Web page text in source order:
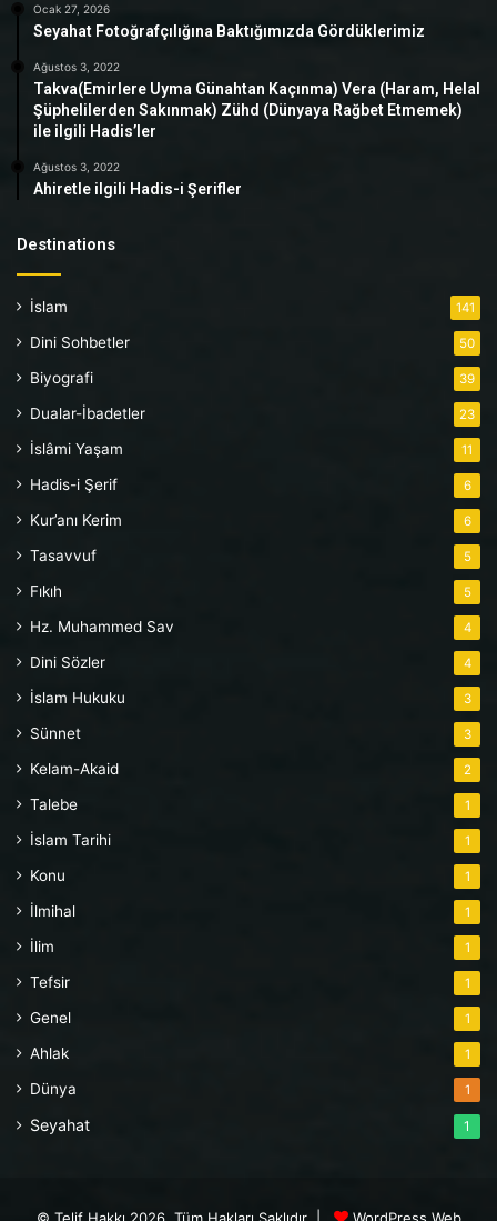
Ocak 27, 2026
Seyahat Fotoğrafçılığına Baktığımızda Gördüklerimiz
Ağustos 3, 2022
Takva(Emirlere Uyma Günahtan Kaçınma) Vera (Haram, Helal
Şüphelilerden Sakınmak) Zühd (Dünyaya Rağbet Etmemek)
ile ilgili Hadis’ler
Ağustos 3, 2022
Ahiretle ilgili Hadis-i Şerifler
Destinations
İslam 141
Dini Sohbetler 50
Biyografi 39
Dualar-İbadetler 23
İslâmi Yaşam 11
Hadis-i Şerif 6
Kur’anı Kerim 6
Tasavvuf 5
Fıkıh 5
Hz. Muhammed Sav 4
Dini Sözler 4
İslam Hukuku 3
Sünnet 3
Kelam-Akaid 2
Talebe 1
İslam Tarihi 1
Konu 1
İlmihal 1
İlim 1
Tefsir 1
Genel 1
Ahlak 1
Dünya 1
Seyahat 1
© Telif Hakkı 2026, Tüm Hakları Saklıdır | WordPress Web